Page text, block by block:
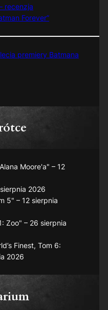
recenzja
Forever”
premiery Batmana
Moore'a" – 12
2026
5" – 12 sierpnia
Zoo" – 26 sierpnia
Finest, Tom 6:
2026